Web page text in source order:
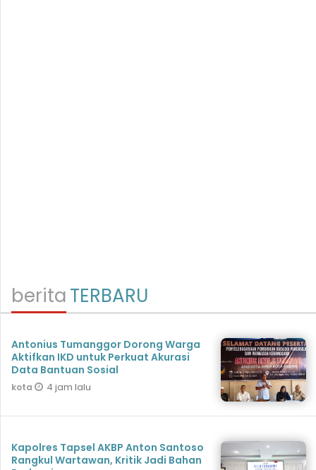
beritaTERBARU
Antonius Tumanggor Dorong Warga
Aktifkan IKD untuk Perkuat Akurasi
Data Bantuan Sosial
kota 4 jam lalu
Kapolres Tapsel AKBP Anton Santoso
Rangkul Wartawan, Kritik Jadi Bahan